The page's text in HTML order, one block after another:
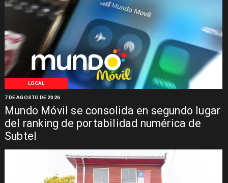
LOCAL
Mundo Móvil se consolida en segundo lugar
del ranking de portabilidad numérica de
Subtel
7 DE AGOSTO DE 2026